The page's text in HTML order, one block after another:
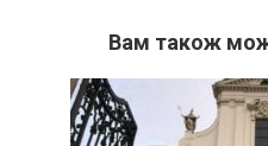
Вам також